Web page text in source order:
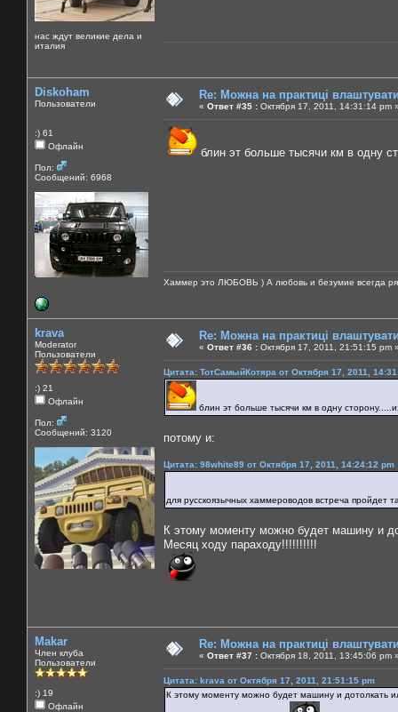
нас ждут великие дела и
италия
Diskoham
Пользователи
:) 61
Офлайн
Пол:
Сообщений: 6968
Re: Можна на практиці
« Ответ #35 : Октября 17, 2011, 14:31:14 pm
блин эт больше тысячи км в одну
Хаммер это ЛЮБОВЬ ) А любовь и безумие всегда
krava
Moderator
Пользователи
:) 21
Офлайн
Пол:
Сообщений: 3120
Re: Можна на практиці
« Ответ #36 : Октября 17, 2011, 21:51:15 pm
Цитата: ТотСамыйКотяра от Октября 17, 2011,
блин эт больше тысячи км в одну
потому и:
Цитата: 98white89 от Октября 17, 2011, 14:24:12 pm
для русскоязычных хаммероводов встреча
К этому моменту можно будет машину и
Месяц ходу параходу!!!!!!!!!!
Makar
Член клуба
Пользователи
:) 19
Офлайн
Re: Можна на практиці
« Ответ #37 : Октября 18, 2011, 13:45:06 pm
Цитата: krava от Октября 17, 2011, 21:51:15 pm
К этому моменту можно будет машину и дотолкать